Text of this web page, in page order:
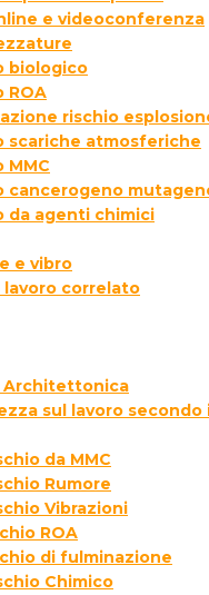
e videoconferenza
biologico
ROA
rischio
scariche atmosferiche
cancerogeno
da agenti chimici
e vibro
lavoro correlato
Architettonica
sul lavoro secondo
da MMC
Rumore
Vibrazioni
ROA
di fulminazione
Chimico